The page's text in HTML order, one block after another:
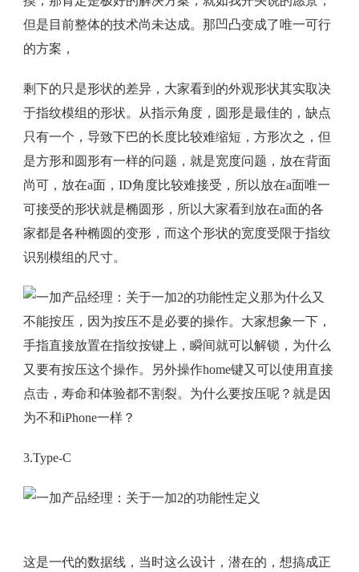
但是目前整体的技术尚未达成。那凹凸变成了唯一可行
的方案，
剩下的只是形状的差异，大家看到的外观形状其实取决
于指纹模组的形状。从指示角度，圆形是最佳的，缺点
只有一个，导致下巴的长度比较难缩短，方形次之，但
是方形和圆形有一样的问题，就是宽度问题，放在背面
尚可，放在a面，ID角度比较难接受，所以放在a面唯一
可接受的形状就是椭圆形，所以大家看到放在a面的各
家都是各种椭圆的变形，而这个形状的宽度受限于指纹
识别模组的尺寸。
那为什么又
不能按压，因为按压不是必要的操作。大家想象一下，
手指直接放置在指纹按键上，瞬间就可以解锁，为什么
又要有按压这个操作。另外操作home键又可以使用直接
点击，寿命和体验都不割裂。为什么要按压呢？就是因
为不和iPhone一样？
3.Type-C
这是一代的数据线，当时这么设计，潜在的，想搞成正